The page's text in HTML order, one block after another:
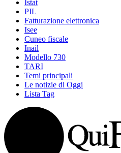
Istat
PIL
Fatturazione elettronica
Isee
Cuneo fiscale
Inail
Modello 730
TARI
Temi principali
Le notizie di Oggi
Lista Tag